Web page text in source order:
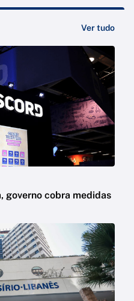
Ver tudo
governo cobra medidas